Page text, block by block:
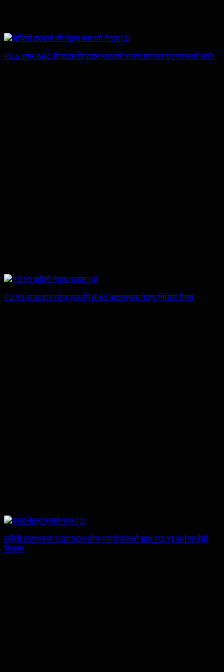
P2.6 वक्र ARC डिजाइन डिजाइन भाडाको कारण चरणका घटनाहरूको लागि
P3.91 आउटडोर स्टेज पृष्ठभूमि IP65 वाटरप्रूफ नेतृत्व भिडियो भित्ता
बाहिरी वाटरप्रूफ 500*500 कोण समायोजकको साथ P3.91 कर्भ एलईडी
स्क्रिन